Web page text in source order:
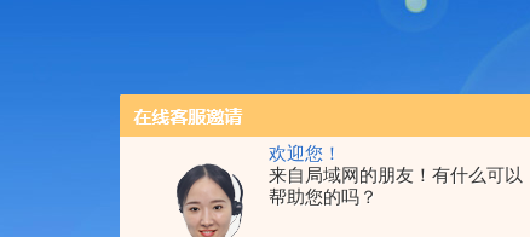
欢迎您！
来自局域网的朋友！有什么可以
帮助您的吗？